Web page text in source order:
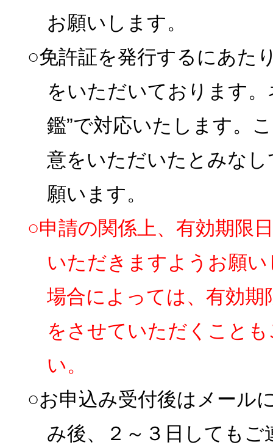
お願いします。
○免許証を発行するにあた
をいただいております
鑑”で対応いたします。
意をいただいたとみな
願います。
○申請の関係上、有効期限
いただきますようお願
場合によっては、有効
をさせていただくこと
い。
○お申込み受付後はメール
み後、２～３日しても